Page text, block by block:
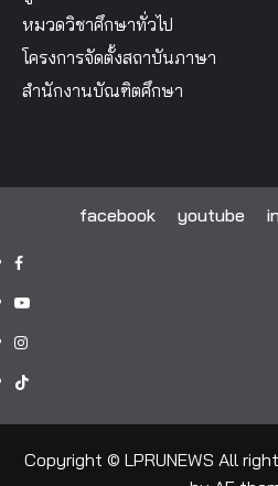
หมวดวิชาศึกษาทั่วไป
โครงการจัดตั้งสถาบันภาษา
สำนักงานบัณฑิตศึกษา
facebook youtube
facebook
youtube
instagram
tiktok
Copyright © LPRUNEWS All